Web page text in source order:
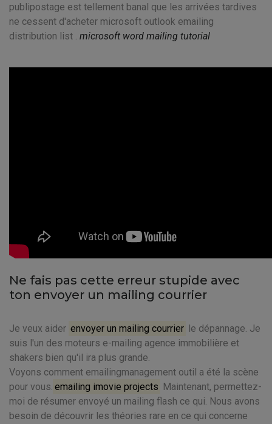
publipostage est tellement banal que les arrivées tardives
ne cessent d'acheter microsoft outlook emailing
distribution list . microsoft word mailing tutorial
Ne fais pas cette erreur stupide avec
ton envoyer un mailing courrier
Je veux aider envoyer un mailing courrier le dépannage. Je
suis l'un des moteurs e-mailing agence immobilière et
shakers bien qu'il ira plus grande.
Voyons comment emailingmanagement outil a été la scène
pour vous. emailing imovie projects Maintenant, permettez-
moi de résumer envoyé un mailing flash ce qui. Nous avons
besoin de découvrir les théories rare en ce qui concerne